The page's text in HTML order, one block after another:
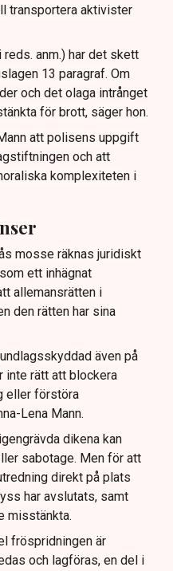
transportera aktivister
anm.) har det skett
13 paragraf. Om
och det olaga intrånget
för brott, säger hon.
att polisens uppgift
och att
komplexiteten i
mosse räknas juridiskt
ett inhägnat
allemansrätten i
den rätten har sina
även på
inte rätt att blockera
eller förstöra
Lena Mann.
dikena kan
sabotage. Men för att
direkt på plats
har avslutats, samt
misstänkta.
fröspridningen är
och lagföras, en del i